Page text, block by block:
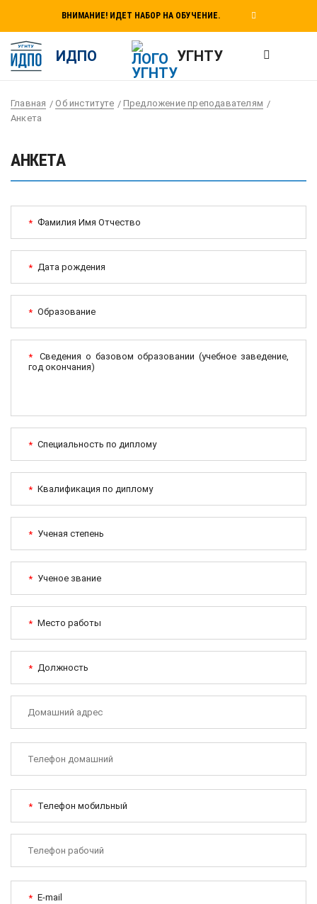
ВНИМАНИЕ! ИДЕТ НАБОР НА ОБУЧЕНИЕ.
ИДПО УГНТУ
Главная Об институте
Предложение преподавателям
Анкета
АНКЕТА
* Фамилия Имя Отчество
* Дата рождения
* Образование
*
Сведения о базовом образовании (учебное заведение,
год окончания)
* Специальность по диплому
* Квалификация по диплому
* Ученая степень
* Ученое звание
* Место работы
* Должность
* Телефон мобильный
* E-mail